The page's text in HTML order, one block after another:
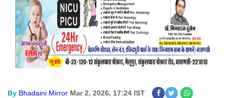
By Bhadaini Mirror Mar 2, 2026, 17:24 IST